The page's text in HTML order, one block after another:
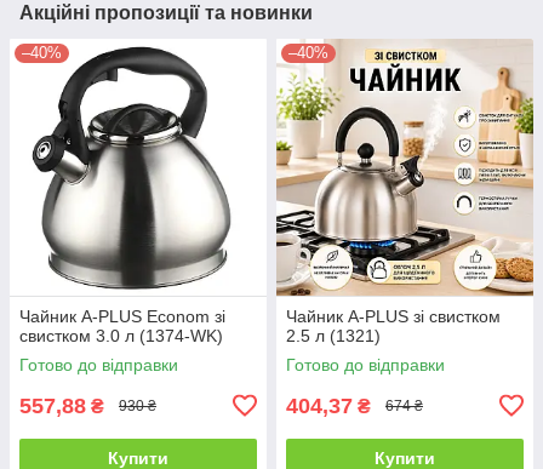
Акційні пропозиції та новинки
–40%
Чайник A-PLUS Econom зі
свистком 3.0 л (1374-WK)
Готово до відправки
557,88 ₴ 930 ₴
Купити
–40%
Чайник A-PLUS зі свистком
2.5 л (1321)
Готово до відправки
404,37 ₴ 674 ₴
Купити